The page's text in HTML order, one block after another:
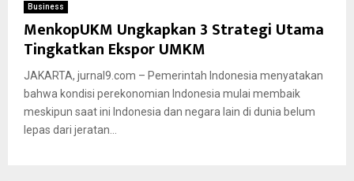
Business
MenkopUKM Ungkapkan 3 Strategi Utama
Tingkatkan Ekspor UMKM
JAKARTA, jurnal9.com – Pemerintah Indonesia menyatakan
bahwa kondisi perekonomian Indonesia mulai membaik
meskipun saat ini Indonesia dan negara lain di dunia belum
lepas dari jeratan...